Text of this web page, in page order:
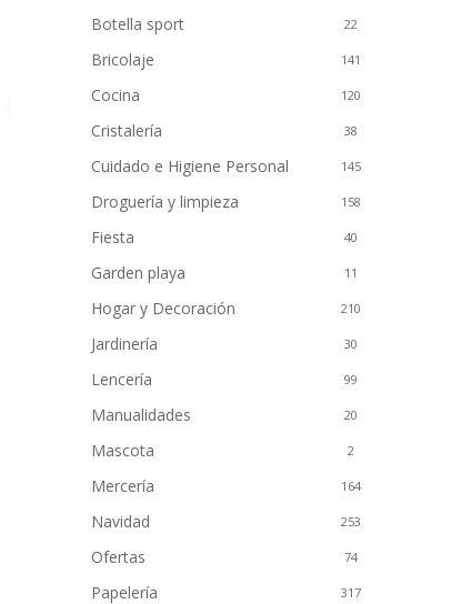
Botella sport 22
Bricolaje 141
Cocina 120
Cristalería 38
Cuidado e Higiene Personal 145
Droguería y limpieza 158
Fiesta 40
Garden playa 11
Hogar y Decoración 210
Jardinería 30
Lencería 99
Manualidades 20
Mascota 2
Mercería 164
Navidad 253
Ofertas 74
Papelería 317